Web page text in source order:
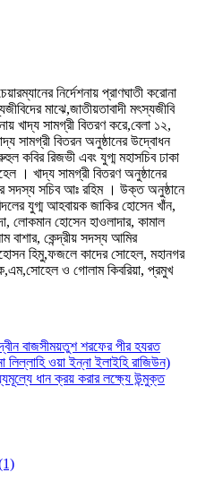
নির্দেশনায় প্রাণঘাতী করোনা
মাঝে,জাতীয়তাবাদী মৎস্যজীবি
খাদ্য সামগ্রী বিতরণ করে,বেলা ১২,
সামগ্রী বিতরন অনুষ্ঠানের উদ্বোধন
কবির রিজভী এবং যুগ্ম মহাসচিব ঢাকা
। খাদ্য সামগ্রী বিতরণ অনুষ্ঠানের
সদস্য সচিব আঃ রহিম । উক্ত অনুষ্ঠানে
যুগ্ম আহবায়ক জাকির হোসেন খাঁন,
লোকমান হোসেন হাওলাদার, কামাল
বাশার, কেন্দ্রীয় সদস্য আমির
হিমু,ফজলে কাদের সোহেল, মহানগর
ও গোলাম কিবরিয়া, প্রমুখ
বাজসীময়তুশ শরফের পীর হযরত
ওয়া ইন্না ইলাইহি রাজিউন)
ধান ক্রয় করার লক্ষ্যে উন্মুক্ত